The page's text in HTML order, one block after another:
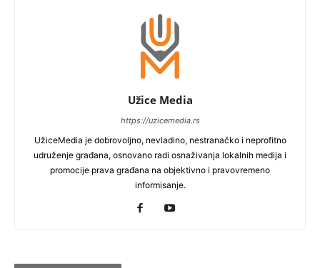
Užice Media
https://uzicemedia.rs
UžiceMedia je dobrovoljno, nevladino, nestranačko i neprofitno
udruženje građana, osnovano radi osnaživanja lokalnih medija i
promocije prava građana na objektivno i pravovremeno
informisanje.